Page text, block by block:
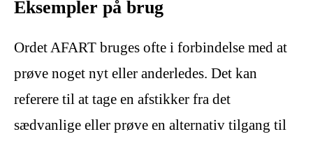
Eksempler på brug
Ordet AFART bruges ofte i forbindelse med at
prøve noget nyt eller anderledes. Det kan
referere til at tage en afstikker fra det
sædvanlige eller prøve en alternativ tilgang til